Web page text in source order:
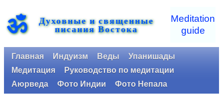
ॐ Духовные и священные
писания Востока
Meditation
guide
Главная Индуизм Веды
Упанишады
Медитация
Руководство по медитации
Аюрведа
Фото Индии Фото Непала